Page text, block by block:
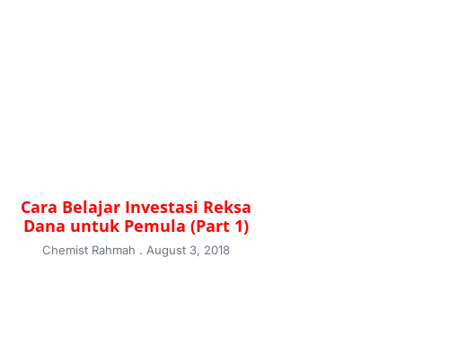
Cara Belajar Investasi Reksa
Dana untuk Pemula (Part 1)
Chemist Rahmah August 3, 2018